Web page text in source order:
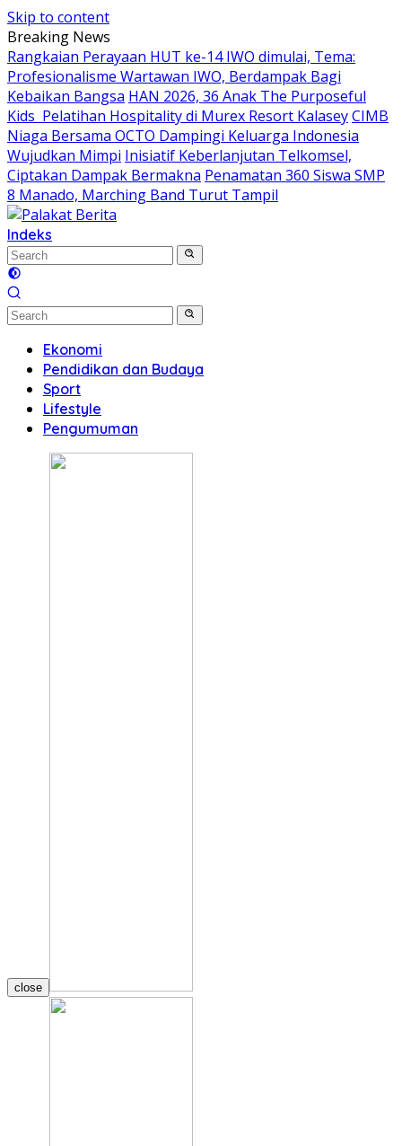
Skip to content
Breaking News
Rangkaian Perayaan HUT ke-14 IWO dimulai, Tema:
Profesionalisme Wartawan IWO, Berdampak Bagi
Kebaikan Bangsa HAN 2026, 36 Anak The Purposeful
Kids Pelatihan Hospitality di Murex Resort KalaseyCIMB
Niaga Bersama OCTO Dampingi Keluarga Indonesia
Wujudkan Mimpi Inisiatif Keberlanjutan Telkomsel,
Ciptakan Dampak Bermakna Penamatan 360 Siswa SMP
8 Manado, Marching Band Turut Tampil
Indeks
Ekonomi
Pendidikan dan Budaya
Sport
Lifestyle
Pengumuman
close